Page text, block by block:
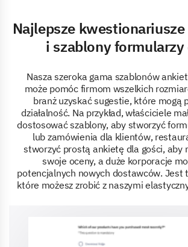
Najlepsze
i szablony
Nasza szeroka gama szablonów
może pomóc firmom wszelkich
branż uzyskać sugestie, które mogą
działalność. Na przykład, właściciele
dostosować szablony, aby stworzyć
lub zamówienia dla klientów,
stworzyć prostą ankietę dla gości, aby
swoje oceny, a duże korporacje
potencjalnych nowych dostawców. Jest
które możesz zrobić z naszymi